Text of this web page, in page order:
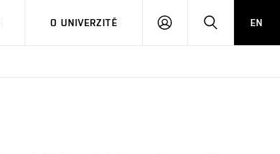
O UNIVERZITĚ
PŘIHLÁSIT HLEDATEN